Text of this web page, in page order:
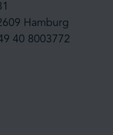
Hamburg
40 8003772